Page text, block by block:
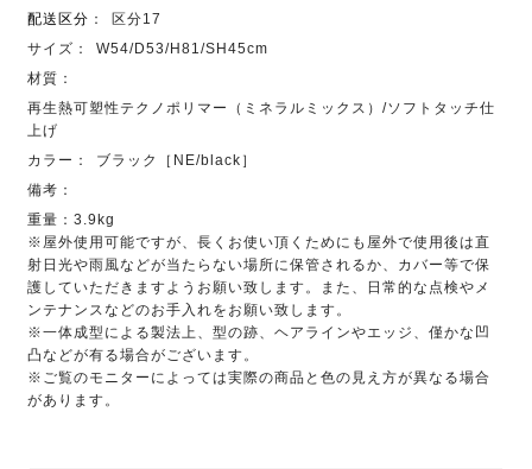
配送区分 ：
区分17
サイズ：
W54/D53/H81/SH45cm
材質：
再生熱可塑性テクノポリマー（ミネラルミックス）/ソフトタッチ仕
上げ
カラー：
ブラック［NE/black］
備考：
重量：3.9kg
※屋外使用可能ですが、長くお使い頂くためにも屋外で使用後は直
射日光や雨風などが当たらない場所に保管されるか、カバー等で保
護していただきますようお願い致します。また、日常的な点検やメ
ンテナンスなどのお手入れをお願い致します。
※一体成型による製法上、型の跡、ヘアラインやエッジ、僅かな凹
凸などが有る場合がございます。
※ご覧のモニターによっては実際の商品と色の見え方が異なる場合
があります。